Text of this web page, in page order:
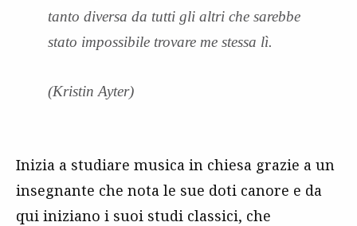
tanto diversa da tutti gli altri che sarebbe
stato impossibile trovare me stessa lì.
(Kristin Ayter)
Inizia a studiare musica in chiesa grazie a un
insegnante che nota le sue doti canore e da
qui iniziano i suoi studi classici, che